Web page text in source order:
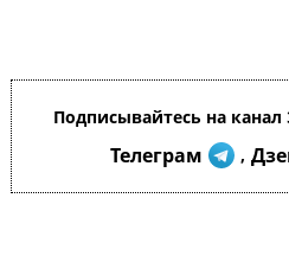
Подписывайтесь на канал
Телеграм ,